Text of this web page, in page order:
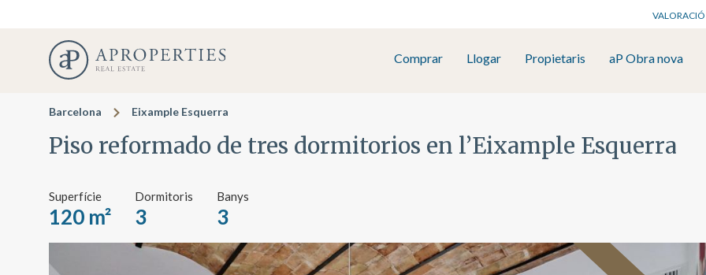
Comprar Llogar Propietaris aP Obra nova
Barcelona Eixample Esquerra
Piso reformado de tres dormitorios en l’Eixample Esquerra
Superfície
120 m²
Dormitoris
3
Banys
3